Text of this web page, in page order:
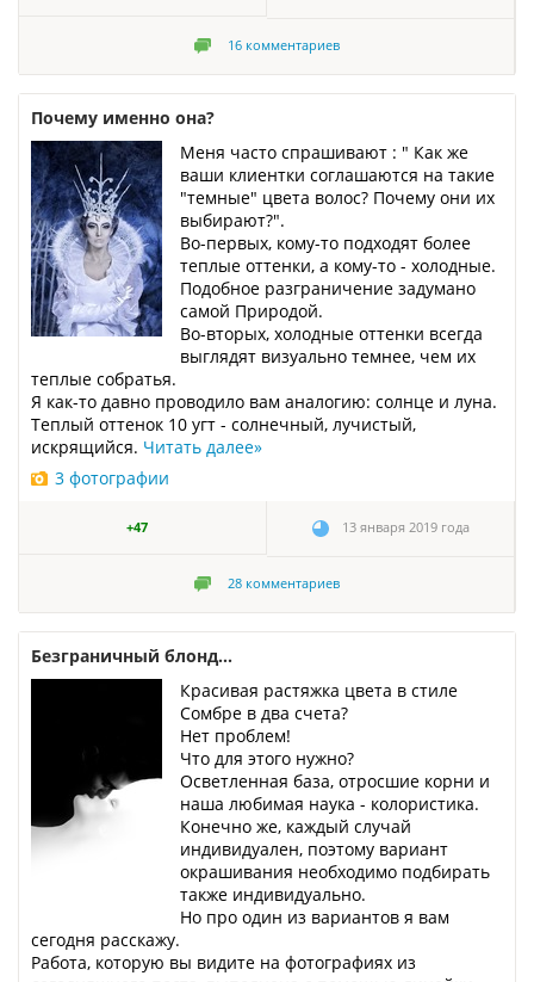
16 комментариев
Почему именно она?
Меня часто спрашивают : " Как же
ваши клиентки соглашаются на такие
"темные" цвета волос? Почему они их
выбирают?".
Во-первых, кому-то подходят более
теплые оттенки, а кому-то - холодные.
Подобное разграничение задумано
самой Природой.
Во-вторых, холодные оттенки всегда
выглядят визуально темнее, чем их
теплые собратья.
Я как-то давно проводило вам аналогию: солнце и луна.
Теплый оттенок 10 угт - солнечный, лучистый,
искрящийся. Читать далее»
3 фотографии
+47 13 января 2019 года
28 комментариев
Безграничный блонд...
Красивая растяжка цвета в стиле
Сомбре в два счета?
Нет проблем!
Что для этого нужно?
Осветленная база, отросшие корни и
наша любимая наука - колористика.
Конечно же, каждый случай
индивидуален, поэтому вариант
окрашивания необходимо подбирать
также индивидуально.
Но про один из вариантов я вам
сегодня расскажу.
Работа, которую вы видите на фотографиях из